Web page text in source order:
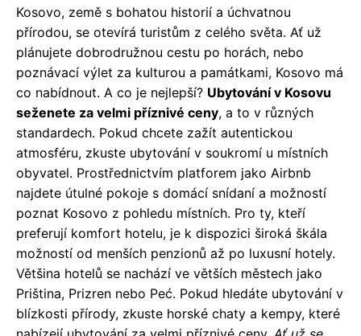
Kosovo, země s bohatou historií a úchvatnou
přírodou, se otevírá turistům z celého světa. Ať už
plánujete dobrodružnou cestu po horách, nebo
poznávací výlet za kulturou a památkami, Kosovo má
co nabídnout. A co je nejlepší? Ubytování v Kosovu
seženete za velmi příznivé ceny, a to v různých
standardech. Pokud chcete zažít autentickou
atmosféru, zkuste ubytování v soukromí u místních
obyvatel. Prostřednictvím platforem jako Airbnb
najdete útulné pokoje s domácí snídaní a možností
poznat Kosovo z pohledu místních. Pro ty, kteří
preferují komfort hotelu, je k dispozici široká škála
možností od menších penzionů až po luxusní hotely.
Většina hotelů se nachází ve větších městech jako
Priština, Prizren nebo Peć. Pokud hledáte ubytování v
blízkosti přírody, zkuste horské chaty a kempy, které